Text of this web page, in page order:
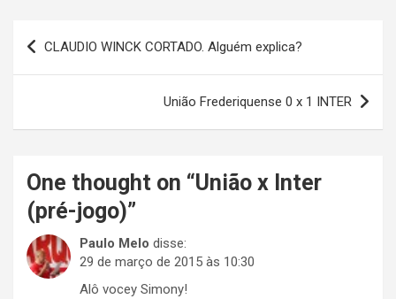
Navegação
de
CLAUDIO WINCK CORTADO. Alguém explica?
União Frederiquense 0 x 1 INTER
One thought on “União x Inter
(pré-jogo)”
Paulo Melo disse:
29 de março de 2015 às 10:30
Alô vocey Simony!